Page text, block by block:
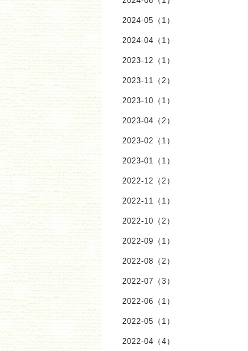
2024-05（1）
2024-04（1）
2023-12（1）
2023-11（2）
2023-10（1）
2023-04（2）
2023-02（1）
2023-01（1）
2022-12（2）
2022-11（1）
2022-10（2）
2022-09（1）
2022-08（2）
2022-07（3）
2022-06（1）
2022-05（1）
2022-04（4）